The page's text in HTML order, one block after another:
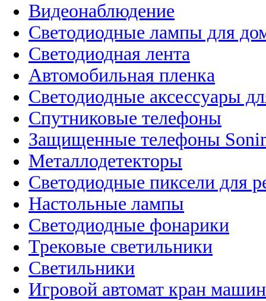
Видеонаблюдение
Светодиодные лампы для
Светодиодная лента
Автомобильная пленка
Светодиодные аксессуары
Спутниковые телефоны
Защищенные телефоны
Металлодетекторы
Светодиодные пиксели для
Настольные лампы
Светодиодные фонарики
Трековые светильники
Светильники
Игровой автомат кран